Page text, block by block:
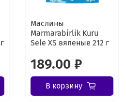
Маслины
Marmarabirlik Kuru
Sele XS вяленые 212 г
189.00 ₽
В корзину